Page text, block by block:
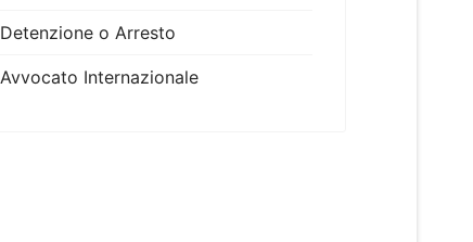
Detenzione o Arresto
Avvocato Internazionale